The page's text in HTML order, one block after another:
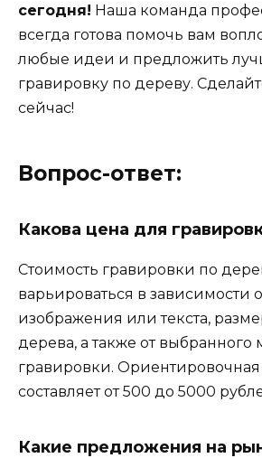
сегодня! Наша команда
всегда готова помочь вам
любые идеи и предложить
гравировку по дереву.
сейчас!
Вопрос-ответ:
Какова цена для
Стоимость гравировки по
варьироваться в зависимости
изображения или текста,
дерева, а также от выбранного
гравировки.
составляет от 500 до 5000
Какие предложения на